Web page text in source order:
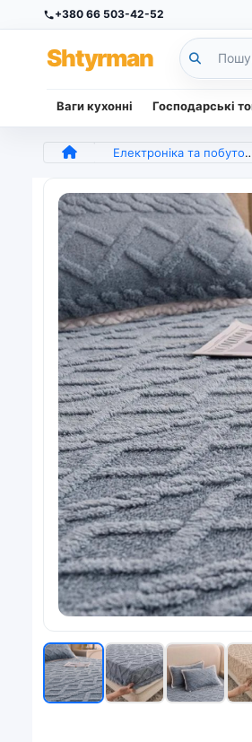
+380 66 503-42-52
Shtyrman
Ваги кухонні Господарські
Електроніка та побутова техніка